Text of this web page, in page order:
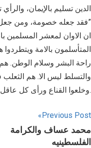
الدين تسليم بالإيمان،
فقد جعله خصومة، ومن جعل الرأي ديناً فقد جعله شريعة”
ان الاوان لمعشر المسلمين
المتأسلمون بالامة ويتطردوا
راحة البشر وسلام الوطن.
والتسلط ليس الا. هم
وخلعوا القناع ورأى كل عاقل من هؤلاء مشايخة العصر ورافعي الراية.
Previous Post
محمد عساف والكرامة
الفلسطينيه